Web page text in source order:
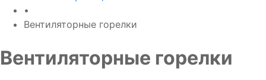
•
Вентиляторные горелки
Вентиляторные горелки